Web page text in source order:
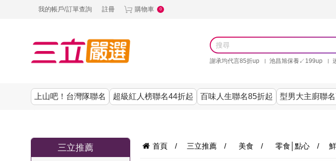
我的帳戶/訂單查詢 註冊 購物車 0
謝承均代言85折up 池昌旭保養↙199up
上山吧！台灣隊聯名 超級紅人榜聯名44折起 百味人生聯名85折起 型男大主廚聯
古溜x五秀園
熱銷排行
熱銷排行
熱銷排行
熱銷排行
養生|保健
熱銷排行
熱銷排行
韓國
SKINASSET
百味人生
三立推薦 首頁 / 三立推薦 / 美食 / 零食│點心 /